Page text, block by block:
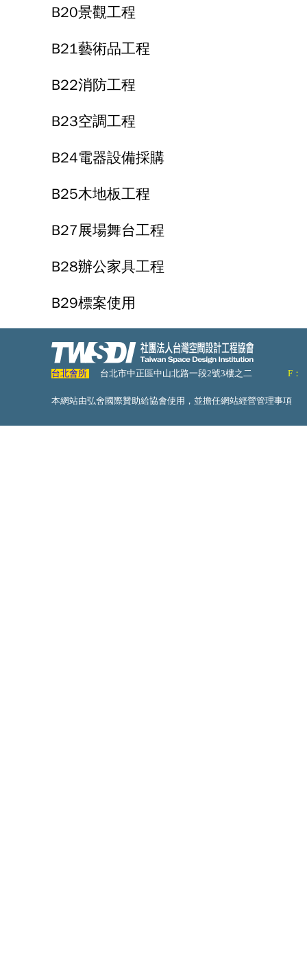
B20景觀工程
B21藝術品工程
B22消防工程
B23空調工程
B24電器設備採購
B25木地板工程
B27展場舞台工程
B28辦公家具工程
B29標案使用
台北會所 台北市中正區中山北路一段2號3樓之二 F：
本網站由弘舍國際贊助給協會使用，並擔任網站經營管理事項